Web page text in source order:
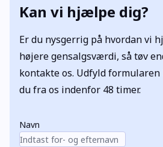
Kan vi hjælpe dig?
Er du nysgerrig på hvordan vi
højere gensalgsværdi, så tøv
kontakte os. Udfyld
du fra os indenfor 48 timer.
Navn